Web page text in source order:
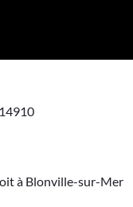
à Blonville-sur-Mer